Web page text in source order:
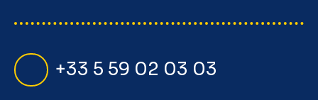
+33 5 59 02 03 03